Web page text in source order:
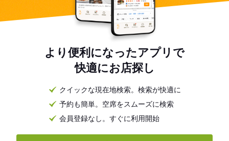
より便利になったアプリで
快適にお店探し
クイックな現在地検索。検索が快適に
予約も簡単。空席をスムーズに検索
会員登録なし。すぐに利用開始